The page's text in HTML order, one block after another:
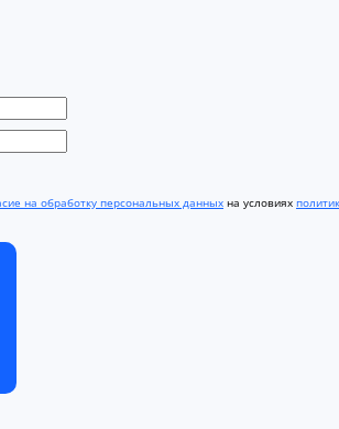
на обработку персональных данных на условиях